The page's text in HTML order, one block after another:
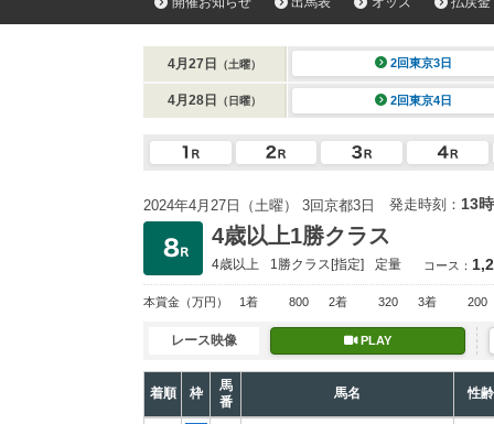
4月27日 （土曜） 2回東京3日
4月28日 （日曜） 2回東京4日
2024年4月27日（土曜） 3回京都3日 発走時刻： 13
4歳以上1勝クラス
4歳以上 1勝クラス[指定] 定量 コース：
本賞金 （万円） 1着 800 2着 320 3着 200
レース映像 PLAY
着順 枠
馬
番
馬名 性齢